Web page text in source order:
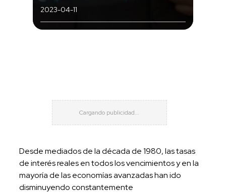
2023-04-11
Desde mediados de la década de 1980, las tasas
de interés reales en todos los vencimientos y en la
mayoría de las economías avanzadas han ido
disminuyendo constantemente